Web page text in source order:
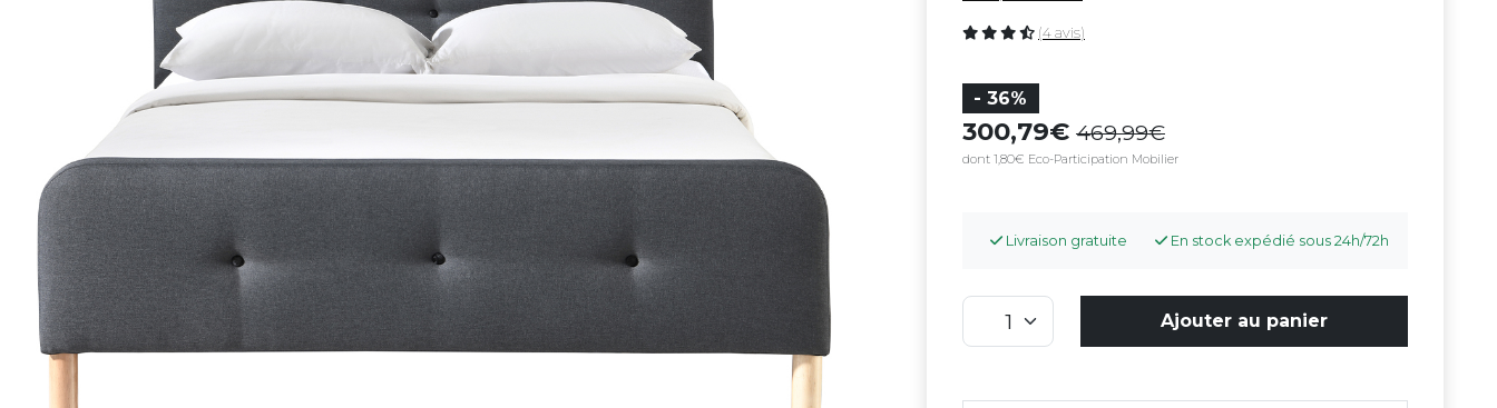
(4 avis)
- 36%
300,79 469,99
dont 1,80€ Eco-Participation Mobilier
Livraison gratuite En stock expédié sous 24h/72h
Ajouter au panier